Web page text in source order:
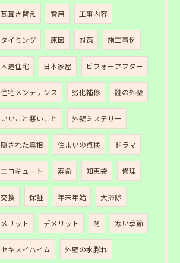
瓦葺き替え 費用 工事内容
タイミング 原因 対策 施工事例
木造住宅 日本家屋 ビフォーアフター
住宅メンテナンス 劣化補修 謎の外壁
いいこと悪いこと 外壁ミステリー
隠された真相 住まいの点検 ドラマ
エコキュート 寿命 知恵袋 修理
交換 保証 年末年始 大掃除
メリット デメリット 冬 寒い季節
セキスイハイム 外壁の水膨れ